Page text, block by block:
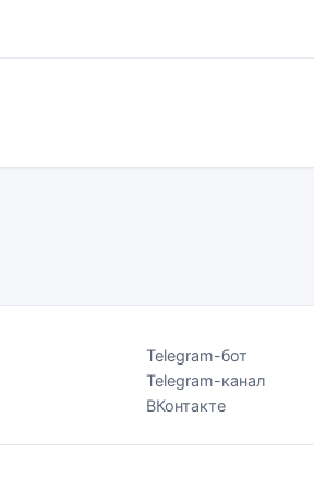
Telegram-бот
Telegram-канал
ВКонтакте